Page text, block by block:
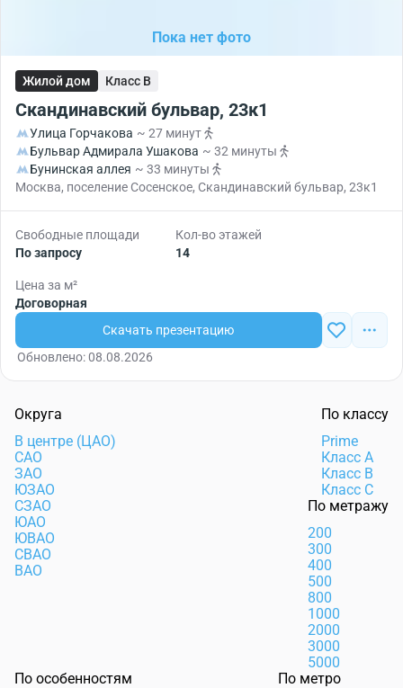
Пока нет фото
Жилой дом Класс B
Скандинавский бульвар, 23к1
Улица Горчакова ~ 27 минут
Бульвар Адмирала Ушакова ~ 32 минуты
Бунинская аллея ~ 33 минуты
Москва, поселение Сосенское, Скандинавский бульвар, 23к1
Свободные площади
По запросу
Кол-во этажей
14
Цена за м²
Договорная
Скачать презентацию
Обновлено: 08.08.2026
Округа
В центре (ЦАО)
САО
ЗАО
ЮЗАО
СЗАО
ЮАО
ЮВАО
СВАО
ВАО
По классу
Prime
Класс А
Класс В
Класс С
По метражу
200
300
400
500
800
1000
2000
3000
5000
По особенностям
По метро